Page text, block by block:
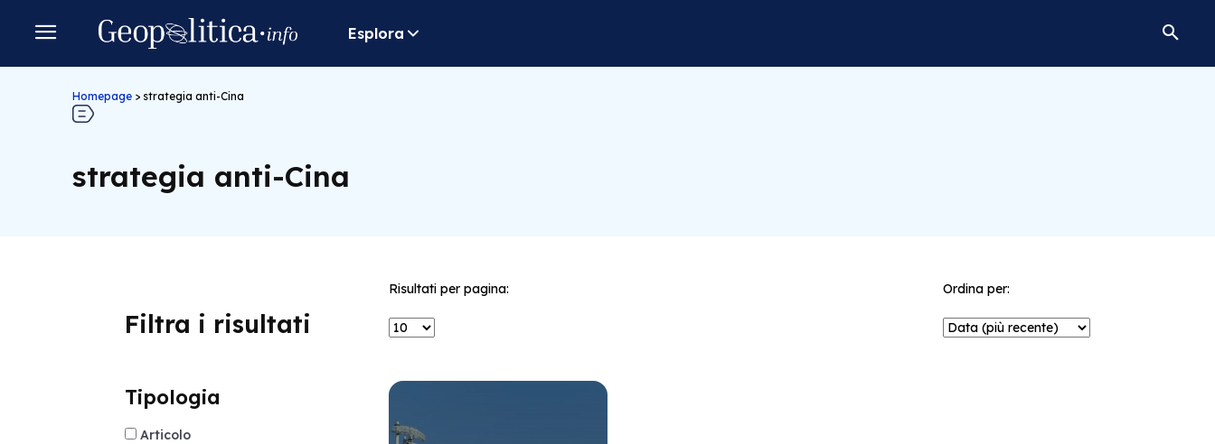
Esplora
Homepage > strategia anti-Cina
strategia anti-Cina
Filtra i risultati
Tipologia
Articolo
Risultati per pagina: Ordina per: